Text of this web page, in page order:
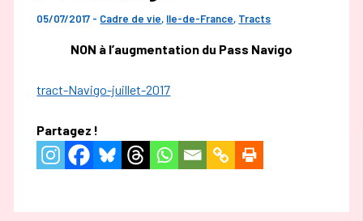
05/07/2017 - Cadre de vie, Ile-de-France, Tracts
NON à l’augmentation du Pass Navigo
tract-Navigo-juillet-2017
Partagez !